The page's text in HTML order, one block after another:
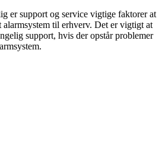
er support og service vigtige faktorer at
til erhverv. Det er vigtigt at
support, hvis der opstår problemer